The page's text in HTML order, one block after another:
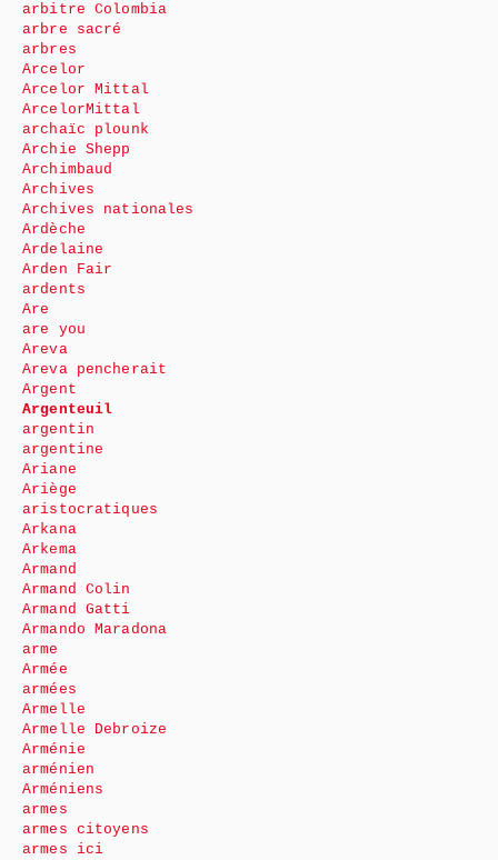
arbitre Colombia
arbre sacré
arbres
Arcelor
Arcelor Mittal
ArcelorMittal
archaïc plounk
Archie Shepp
Archimbaud
Archives
Archives nationales
Ardèche
Ardelaine
Arden Fair
ardents
Are
are you
Areva
Areva pencherait
Argent
Argenteuil
argentin
argentine
Ariane
Ariège
aristocratiques
Arkana
Arkema
Armand
Armand Colin
Armand Gatti
Armando Maradona
arme
Armée
armées
Armelle
Armelle Debroize
Arménie
arménien
Arméniens
armes
armes citoyens
armes ici